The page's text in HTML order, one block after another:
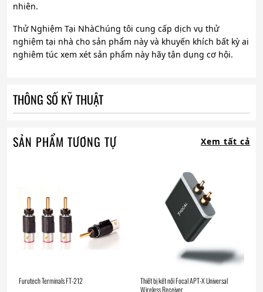
nhiên.
Thử Nghiệm Tại NhàChúng tôi cung cấp dịch vụ thử
nghiệm tại nhà cho sản phẩm này và khuyến khích bất kỳ ai
nghiêm túc xem xét sản phẩm này hãy tận dụng cơ hội.
THÔNG SỐ KỸ THUẬT
SẢN PHẨM TƯƠNG TỰ Xem tất cả
Furutech Terminals FT-212
Thiết bị kết nối Focal APT-X Universal
Wireless Receiver